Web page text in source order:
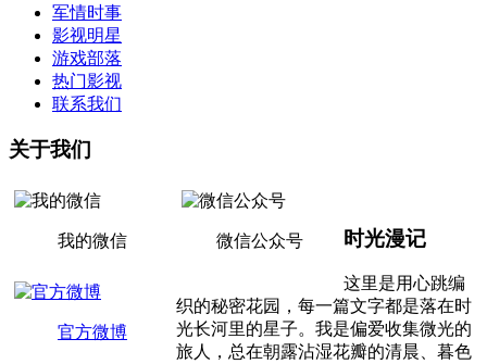
军情时事
影视明星
游戏部落
热门影视
联系我们
关于我们
我的微信 微信公众号
官方微博
时光漫记
这里是用心跳编
织的秘密花园，每一篇文字都是落在时
光长河里的星子。我是偏爱收集微光的
旅人，总在朝露沾湿花瓣的清晨、暮色